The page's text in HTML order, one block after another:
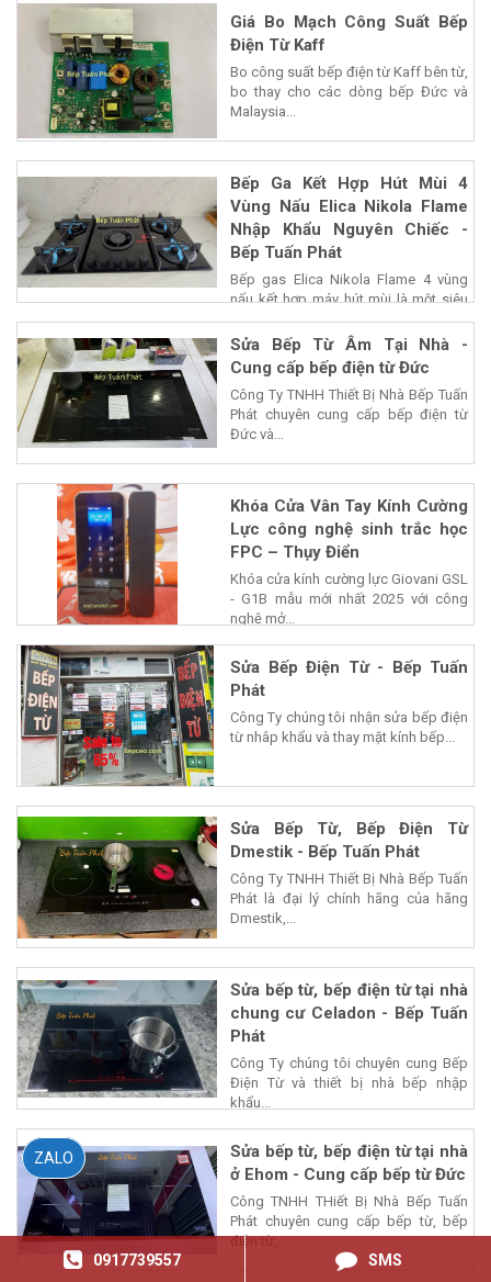
Giá Bo Mạch Công Suất Bếp
Điện Từ Kaff
Bo công suất bếp điện từ Kaff bên từ,
bo thay cho các dòng bếp Đức và
Malaysia...
Bếp Ga Kết Hợp Hút Mùi 4
Vùng Nấu Elica Nikola Flame
Nhập Khẩu Nguyên Chiếc -
Bếp Tuấn Phát
Bếp gas Elica Nikola Flame 4 vùng
nấu kết hợp máy hút mùi là một siêu
phẩm của...
Sửa Bếp Từ Âm Tại Nhà -
Cung cấp bếp điện từ Đức
Công Ty TNHH Thiết Bị Nhà Bếp Tuấn
Phát chuyên cung cấp bếp điện từ
Đức và...
Khóa Cửa Vân Tay Kính Cường
Lực công nghệ sinh trắc học
FPC – Thụy Điển
Khóa cửa kính cường lực Giovani GSL
- G1B mẫu mới nhất 2025 với công
nghệ mở...
Sửa Bếp Điện Từ - Bếp Tuấn
Phát
Công Ty chúng tôi nhận sửa bếp điện
từ nhâp khẩu và thay mặt kính bếp...
Sửa Bếp Từ, Bếp Điện Từ
Dmestik - Bếp Tuấn Phát
Công Ty TNHH Thiết Bị Nhà Bếp Tuấn
Phát là đại lý chính hãng của hãng
Dmestik,...
Sửa bếp từ, bếp điện từ tại nhà
chung cư Celadon - Bếp Tuấn
Phát
Công Ty chúng tôi chuyên cung Bếp
Điện Từ và thiết bị nhà bếp nhập
khẩu...
Sửa bếp từ, bếp điện từ tại nhà
ở Ehom - Cung cấp bếp từ Đức
Công TNHH THiết Bị Nhà Bếp Tuấn
Phát chuyên cung cấp bếp từ, bếp
điện từ,...
0917739557 SMS
ZALO